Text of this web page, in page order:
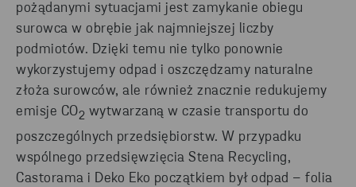
pożądanymi sytuacjami jest zamykanie obiegu
surowca w obrębie jak najmniejszej liczby
podmiotów. Dzięki temu nie tylko ponownie
wykorzystujemy odpad i oszczędzamy naturalne
złoża surowców, ale również znacznie redukujemy
emisje CO2 wytwarzaną w czasie transportu do
poszczególnych przedsiębiorstw. W przypadku
wspólnego przedsięwzięcia Stena Recycling,
Castorama i Deko Eko początkiem był odpad – folia